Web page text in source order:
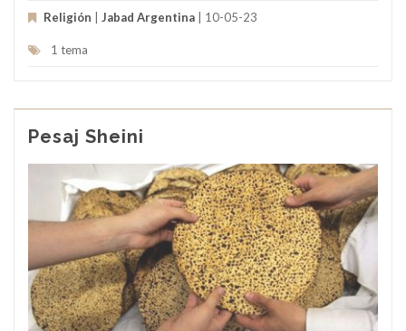
Religión Jabad Argentina | 10-05-23
1 tema
Pesaj Sheini